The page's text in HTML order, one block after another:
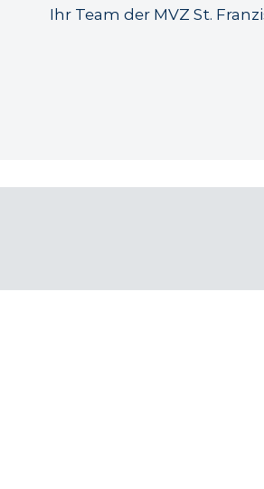
Ihr Team der MVZ St.